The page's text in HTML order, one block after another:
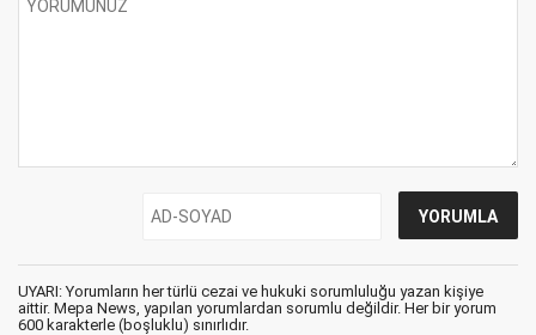
UYARI: Yorumların her türlü cezai ve hukuki sorumluluğu yazan kişiye
aittir. Mepa News, yapılan yorumlardan sorumlu değildir. Her bir yorum
600 karakterle (boşluklu) sınırlıdır.